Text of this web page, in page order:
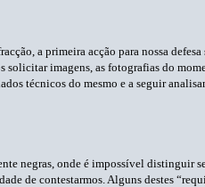
a primeira acção para nossa
solicitar imagens, as fotografias do
técnicos do mesmo e a seguir
negras, onde é impossível distinguir
de contestarmos. Alguns destes